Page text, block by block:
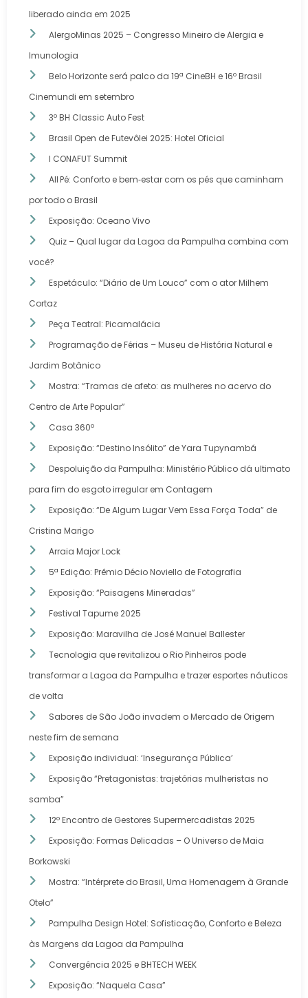
liberado ainda em 2025
AlergoMinas 2025 – Congresso Mineiro de Alergia e
Imunologia
Belo Horizonte será palco da 19ª CineBH e 16º Brasil
Cinemundi em setembro
3º BH Classic Auto Fest
Brasil Open de Futevôlei 2025: Hotel Oficial
I CONAFUT Summit
All Pé: Conforto e bem‑estar com os pés que caminham
por todo o Brasil
Exposição: Oceano Vivo
Quiz – Qual lugar da Lagoa da Pampulha combina com
você?
Espetáculo: “Diário de Um Louco” com o ator Milhem
Cortaz
Peça Teatral: Picamalácia
Programação de Férias – Museu de História Natural e
Jardim Botânico
Mostra: “Tramas de afeto: as mulheres no acervo do
Centro de Arte Popular”
Casa 360º
Exposição: “Destino Insólito” de Yara Tupynambá
Despoluição da Pampulha: Ministério Público dá ultimato
para fim do esgoto irregular em Contagem
Exposição: “De Algum Lugar Vem Essa Força Toda” de
Cristina Marigo
Arraia Major Lock
5ª Edição: Prêmio Décio Noviello de Fotografia
Exposição: “Paisagens Mineradas”
Festival Tapume 2025
Exposição: Maravilha de José Manuel Ballester
Tecnologia que revitalizou o Rio Pinheiros pode
transformar a Lagoa da Pampulha e trazer esportes náuticos
de volta
Sabores de São João invadem o Mercado de Origem
neste fim de semana
Exposição individual: ‘Insegurança Pública’
Exposição “Pretagonistas: trajetórias mulheristas no
samba”
12º Encontro de Gestores Supermercadistas 2025
Exposição: Formas Delicadas – O Universo de Maia
Borkowski
Mostra: “Intérprete do Brasil, Uma Homenagem à Grande
Otelo”
Pampulha Design Hotel: Sofisticação, Conforto e Beleza
às Margens da Lagoa da Pampulha
Convergência 2025 e BHTECH WEEK
Exposição: “Naquela Casa”